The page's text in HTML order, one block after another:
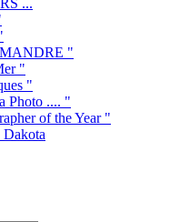
...
"
"
"
Photo .... "
of the Year "